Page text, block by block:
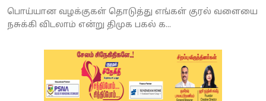
பொய்யான வழக்குகள் தொடுத்து எங்கள் குரல் வளையை
நசுக்கி விடலாம் என்று திமுக பகல் க...